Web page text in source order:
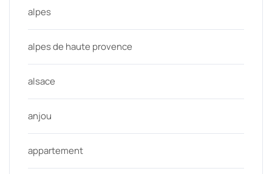
alpes
alpes de haute provence
alsace
anjou
appartement